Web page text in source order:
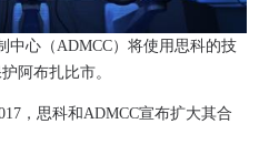
中心（ADMCC）将使用思科的技
阿布扎比市。
，思科和ADMCC宣布扩大其合